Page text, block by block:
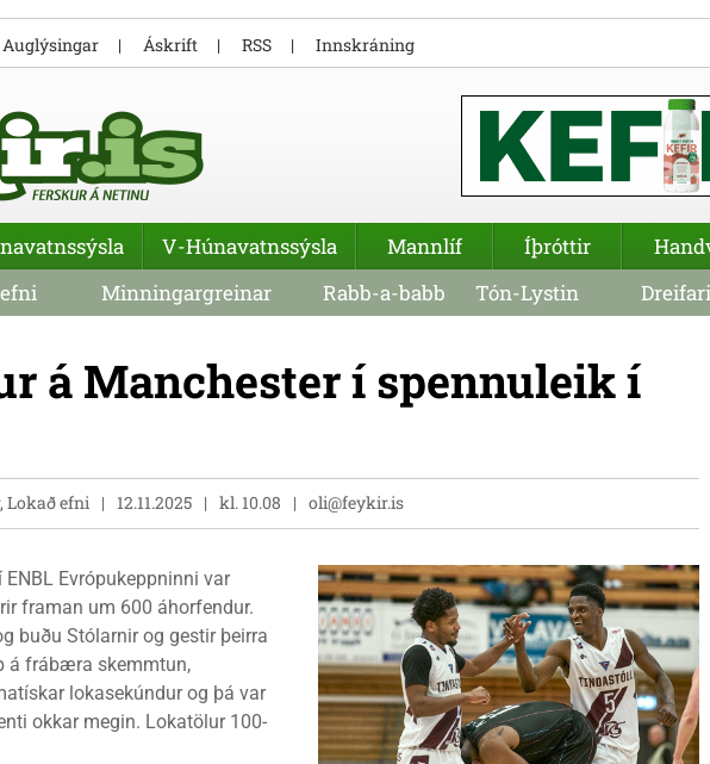
á Manchester í spennuleik í
Lokað efni 12.11.2025 kl. 10.08 oli@feykir.is
Evrópukeppninni var
framan um 600 áhorfendur.
buðu Stólarnir og gestir þeirra
á frábæra skemmtun,
lokasekúndur og þá var
okkar megin. Lokatölur 100-
Auglýsingar Áskrift RSS Innskráning
V-Húnavatnssýsla Mannlíf Íþróttir
Minningargreinar Rabb-a-babb Tón-Lystin